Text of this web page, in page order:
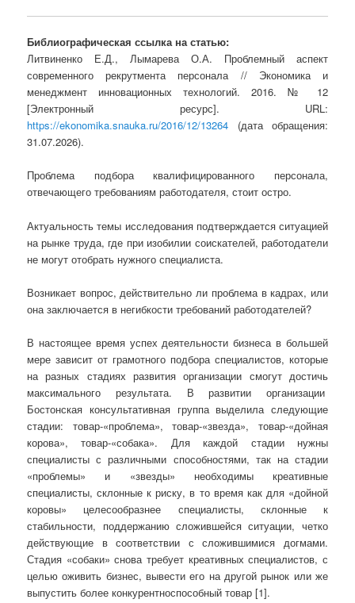
Библиографическая ссылка на статью:
Литвиненко Е.Д., Лымарева О.А. Проблемный аспект
современного рекрутмента персонала // Экономика и
менеджмент инновационных технологий. 2016. № 12
[Электронный ресурс]. URL:
https://ekonomika.snauka.ru/2016/12/13264 (дата обращения:
31.07.2026).
Проблема подбора квалифицированного персонала,
отвечающего требованиям работодателя, стоит остро.
Актуальность темы исследования подтверждается ситуацией
на рынке труда, где при изобилии соискателей, работодатели
не могут отобрать нужного специалиста.
Возникает вопрос, действительно ли проблема в кадрах, или
она заключается в негибкости требований работодателей?
В настоящее время успех деятельности бизнеса в большей
мере зависит от грамотного подбора специалистов, которые
на разных стадиях развития организации смогут достичь
максимального результата. В развитии организации
Бостонская консультативная группа выделила следующие
стадии: товар-«проблема», товар-«звезда», товар-«дойная
корова», товар-«собака». Для каждой стадии нужны
специалисты с различными способностями, так на стадии
«проблемы» и «звезды» необходимы креативные
специалисты, склонные к риску, в то время как для «дойной
коровы» целесообразнее специалисты, склонные к
стабильности, поддержанию сложившейся ситуации, четко
действующие в соответствии с сложившимися догмами.
Стадия «собаки» снова требует креативных специалистов, с
целью оживить бизнес, вывести его на другой рынок или же
выпустить более конкурентноспособный товар [1].